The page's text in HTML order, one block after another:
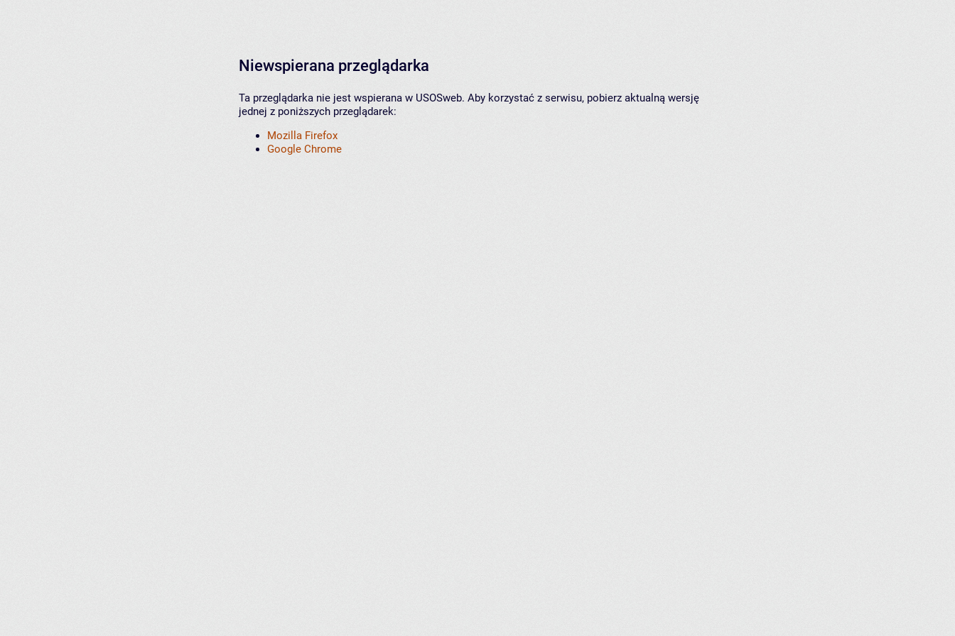
Niewspierana przeglądarka
Ta przeglądarka nie jest wspierana w USOSweb. Aby korzystać z serwisu, pobierz aktualną wersję
jednej z poniższych przeglądarek:
Mozilla Firefox
Google Chrome